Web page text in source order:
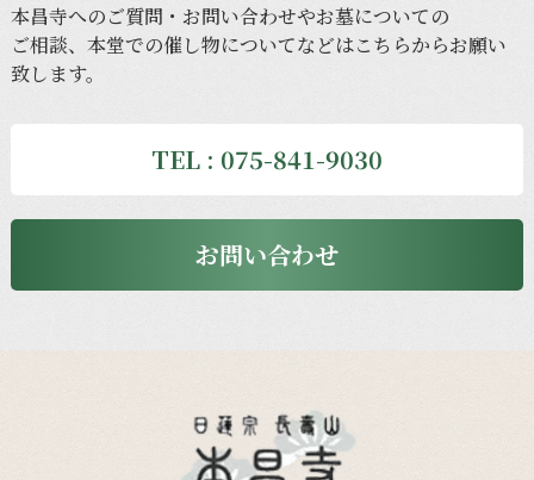
本昌寺へのご質問・ お問い合わせやお墓についての
ご相談、 本堂での催し物についてなどはこちらからお願い
致します。
TEL : 075-841-9030
お問い合わせ